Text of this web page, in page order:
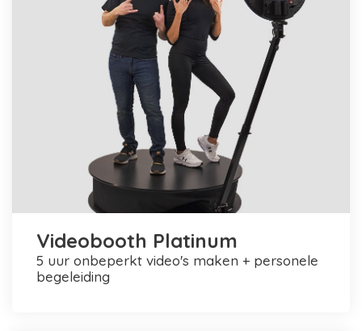
Videobooth Platinum
5 uur onbeperkt video's maken + personele
begeleiding